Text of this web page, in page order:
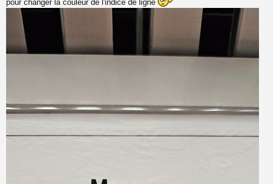
pour changer la couleur de l'indice de ligne